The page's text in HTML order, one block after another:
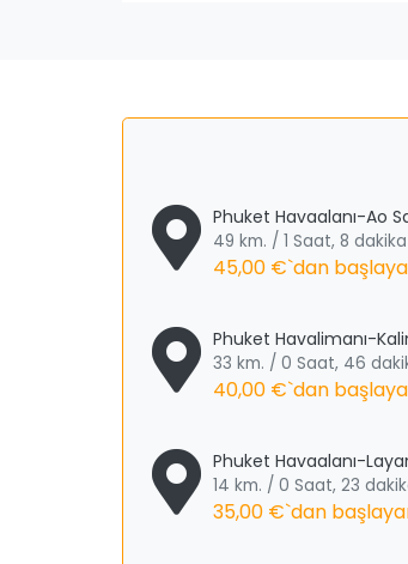
Phuket Havaalanı-Ao
49 km. / 1 Saat, 8 dakika
45,00 €`dan
Phuket Havalimanı-
33 km. / 0 Saat, 46
40,00 €`dan
Phuket Havaalanı-
14 km. / 0 Saat, 23
35,00 €`dan